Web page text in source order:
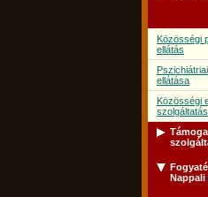
Közösségi
ellátás
ellátása
Közösségi
Támogató
Nappali